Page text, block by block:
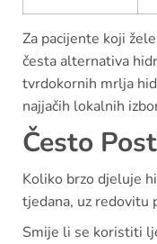
Za pacijente koji
česta alternativa
tvrdokornih mrlja
najjačih lokalnih
Često
Koliko brzo djeluje
tjedana, uz redovitu
Smije li se koristiti